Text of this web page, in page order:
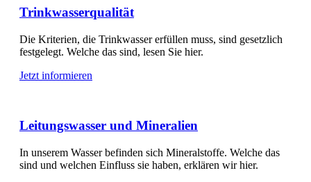
Trinkwasserqualität
Die Kriterien, die Trinkwasser erfüllen muss, sind gesetzlich
festgelegt. Welche das sind, lesen Sie hier.
Jetzt informieren
Leitungswasser und Mineralien
In unserem Wasser befinden sich Mineralstoffe. Welche das
sind und welchen Einfluss sie haben, erklären wir hier.